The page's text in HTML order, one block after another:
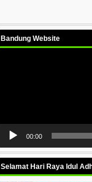
Bandung Website
00:00
Selamat Hari Raya Idul